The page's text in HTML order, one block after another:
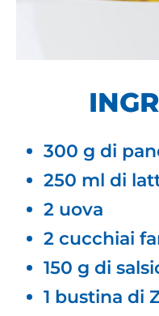
300 g di
250 ml di
2 uova
2 cucchiai
150 g di
1 bustina di